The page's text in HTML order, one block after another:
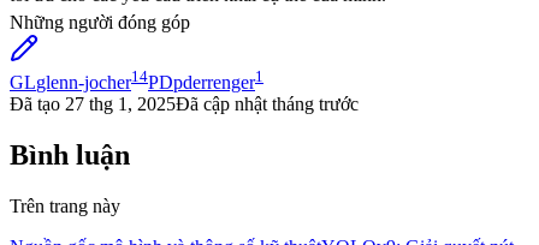
Những người đóng góp
GLglenn-jocher14PDpderrenger1
Đã tạo 27 thg 1, 2025Đã cập nhật tháng trước
Bình luận
Trên trang này